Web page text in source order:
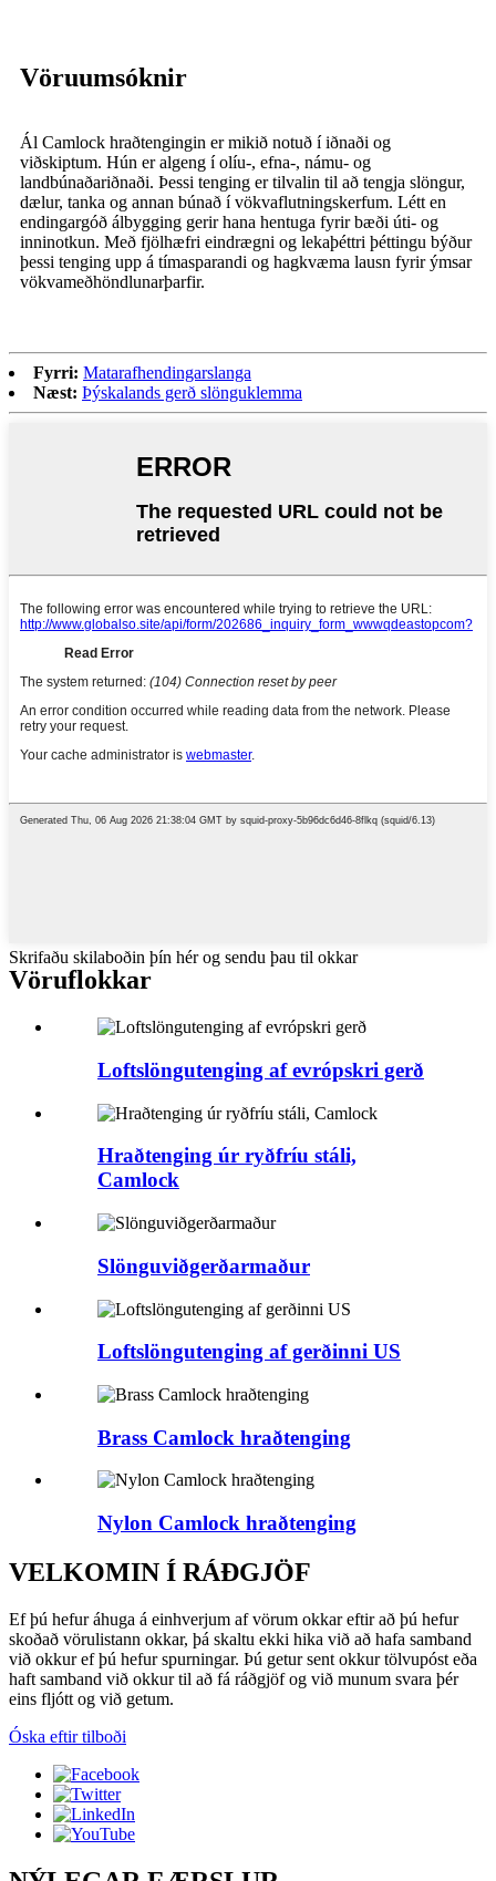
Vöruumsóknir
Ál Camlock hraðtengingin er mikið notuð í iðnaði og
viðskiptum. Hún er algeng í olíu-, efna-, námu- og
landbúnaðariðnaði. Þessi tenging er tilvalin til að tengja slöngur,
dælur, tanka og annan búnað í vökvaflutningskerfum. Létt en
endingargóð álbygging gerir hana hentuga fyrir bæði úti- og
inninotkun. Með fjölhæfri eindrægni og lekaþéttri þéttingu býður
þessi tenging upp á tímasparandi og hagkvæma lausn fyrir ýmsar
vökvameðhöndlunarþarfir.
Fyrri: Matarafhendingarslanga
Næst: Þýskalands gerð slönguklemma
Skrifaðu skilaboðin þín hér og sendu þau til okkar
Vöruflokkar
Loftslöngutenging af evrópskri gerð
Hraðtenging úr ryðfríu stáli,
Camlock
Slönguviðgerðarmaður
Loftslöngutenging af gerðinni US
Brass Camlock hraðtenging
Nylon Camlock hraðtenging
VELKOMIN Í RÁÐGJÖF
Ef þú hefur áhuga á einhverjum af vörum okkar eftir að þú hefur
skoðað vörulistann okkar, þá skaltu ekki hika við að hafa samband
við okkur ef þú hefur spurningar. Þú getur sent okkur tölvupóst eða
haft samband við okkur til að fá ráðgjöf og við munum svara þér
eins fljótt og við getum.
Óska eftir tilboði